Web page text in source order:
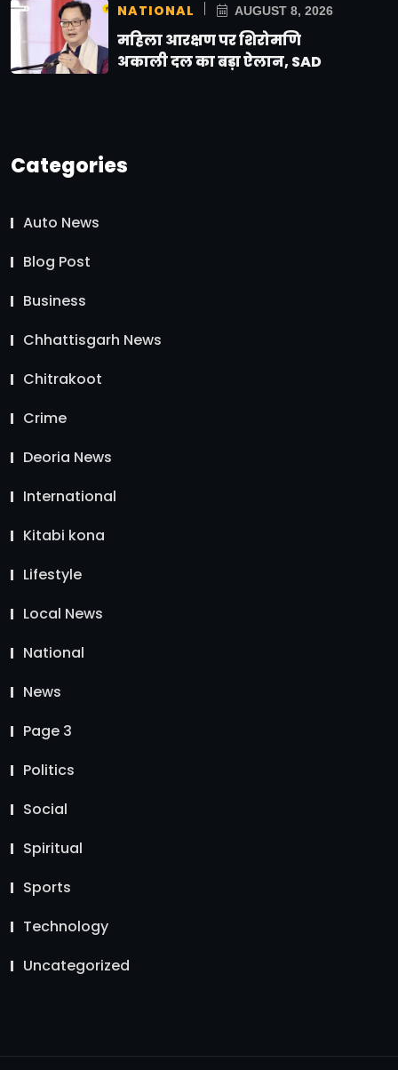
NATIONAL AUGUST 8, 2026
महिला आरक्षण पर शिरोमणि
अकाली दल का बड़ा ऐलान, SAD
Categories
Auto News
Blog Post
Business
Chhattisgarh News
Chitrakoot
Crime
Deoria News
International
Kitabi kona
Lifestyle
Local News
National
News
Page 3
Politics
Social
Spiritual
Sports
Technology
Uncategorized